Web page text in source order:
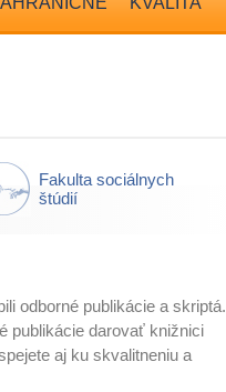
Fakulta sociálnych
štúdií
odborné publikácie a skriptá.
publikácie darovať knižnici
aj ku skvalitneniu a